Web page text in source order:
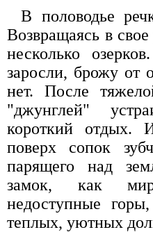
В половодье
Возвращаясь в
несколько
заросли, брожу от
нет. После
"джунглей"
короткий отдых.
поверх сопок
парящего над
замок, как
недоступные
теплых, уютных